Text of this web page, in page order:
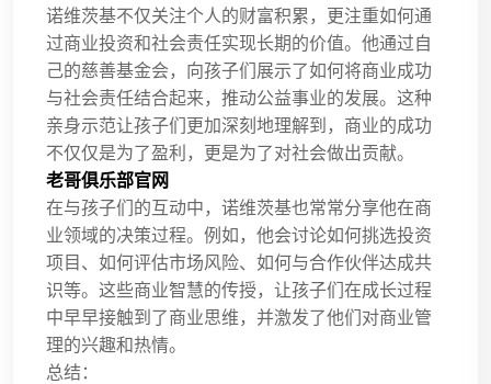
诺维茨基不仅关注个人的财富积累，更注重如何通
过商业投资和社会责任实现长期的价值。他通过自
己的慈善基金会，向孩子们展示了如何将商业成功
与社会责任结合起来，推动公益事业的发展。这种
亲身示范让孩子们更加深刻地理解到，商业的成功
不仅仅是为了盈利，更是为了对社会做出贡献。
老哥俱乐部官网
在与孩子们的互动中，诺维茨基也常常分享他在商
业领域的决策过程。例如，他会讨论如何挑选投资
项目、如何评估市场风险、如何与合作伙伴达成共
识等。这些商业智慧的传授，让孩子们在成长过程
中早早接触到了商业思维，并激发了他们对商业管
理的兴趣和热情。
总结：